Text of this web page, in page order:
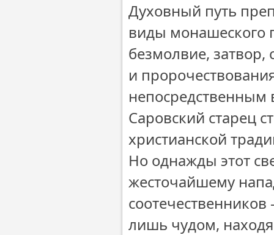
Духовный путь
виды монашеского
безмолвие,
и
Саровский старец
христианской
Но однажды этот
жесточайшему
лишь чудом,